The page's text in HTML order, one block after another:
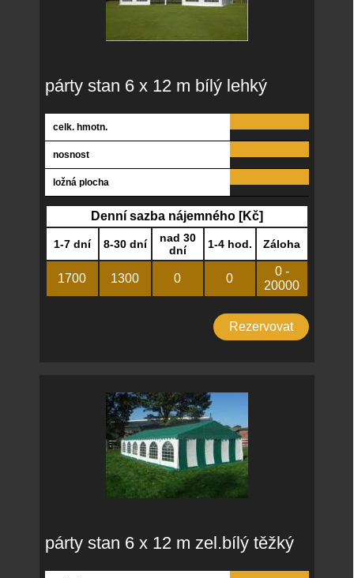
párty stan 6 x 12 m bílý lehký
celk. hmotn.
nosnost
ložná plocha
Denní sazba nájemného [Kč]
1-7 dní 8-30 dní
nad 30
dní
1-4 hod. Záloha
1700 1300 0 0
0 -
20000
Rezervovat
párty stan 6 x 12 m zel.bílý těžký